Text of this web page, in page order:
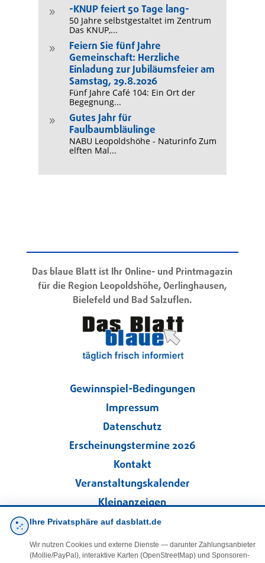
9 -KNUP feiert 50 Tage lang-
50 Jahre selbstgestaltet im Zentrum
Das KNUP,...
9
Feiern Sie fünf Jahre
Gemeinschaft: Herzliche
Einladung zur Jubiläumsfeier am
Samstag, 29.8.2026
Fünf Jahre Café 104: Ein Ort der
Begegnung...
9
Gutes Jahr für
Faulbaumbläulinge
NABU Leopoldshöhe - Naturinfo Zum
elften Mal...
Das blaue Blatt ist Ihr Online- und Printmagazin
für die Region Leopoldshöhe, Oerlinghausen,
Bielefeld und Bad Salzuflen.
Gewinnspiel-Bedingungen
Impressum
Datenschutz
Erscheinungstermine 2026
Kontakt
Veranstaltungskalender
Kleinanzeigen
Ihre Privatsphäre auf dasblatt.de
Wir nutzen Cookies und externe Dienste — darunter Zahlungsanbieter
(Mollie/PayPal), interaktive Karten (OpenStreetMap) und Sponsoren-